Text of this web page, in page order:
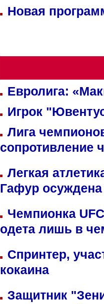
Новая
Евролига:
Игрок
Лига
сопротивление
Легкая
Гафур осуждена
Чемпионка
одета лишь в
Спринтер,
кокаина
Защитник